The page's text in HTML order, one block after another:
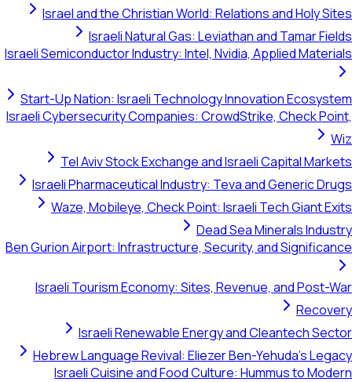
Israel and the Christian World: Relations and Holy
Israeli Natural Gas: Leviathan and Tamar
Israeli Semiconductor Industry: Intel, Nvidia, Applied
Start-Up Nation: Israeli Technology Innovation
Israeli Cybersecurity Companies: CrowdStrike, Check
Tel Aviv Stock Exchange and Israeli Capital
Israeli Pharmaceutical Industry: Teva and Generic
Waze, Mobileye, Check Point: Israeli Tech Giant
Dead Sea Minerals
Ben Gurion Airport: Infrastructure, Security, and
Israeli Tourism Economy: Sites, Revenue, and Post-
Israeli Renewable Energy and Cleantech
Hebrew Language Revival: Eliezer Ben-Yehuda's
Israeli Cuisine and Food Culture: Hummus to